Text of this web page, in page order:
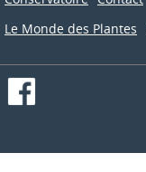
Le Monde des Plantes